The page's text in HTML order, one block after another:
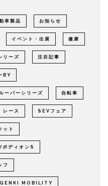
車製品 お知らせ
イベント・出展 健康
リーズ 注目記事
BY
ーパーシリーズ 自転車
レース SEVフェア
ット
ボディオンS
フ
MOBILITY